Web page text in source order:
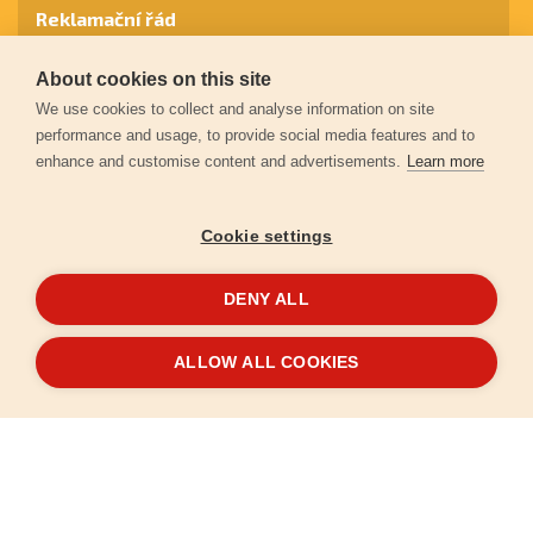
© 2026Extol.cz- Všechna práva vyhrazena
Reklamační řád
Záruční podmínky
Ochrana osobních údajů
VytvořiloFEO
About cookies on this site
We use cookies to collect and analyse information on site
performance and usage, to provide social media features and to
enhance and customise content and advertisements. Learn more
Cookie settings
DENY ALL
ALLOW ALL COOKIES